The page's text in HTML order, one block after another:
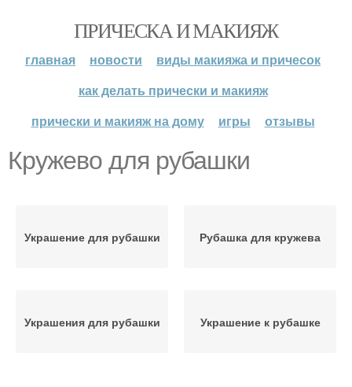
ПРИЧЕСКА И МАКИЯЖ
главная новости
виды макияжа и причесок
как делать прически и макияж
прически и макияж на дому
игры отзывы
Кружево для рубашки
Украшение для рубашки Рубашка для кружева
Украшения для рубашки Украшение к рубашке